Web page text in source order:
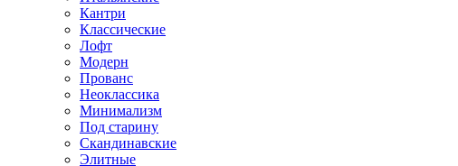
Кантри
Классические
Лофт
Модерн
Прованс
Неоклассика
Минимализм
Под старину
Скандинавские
Элитные